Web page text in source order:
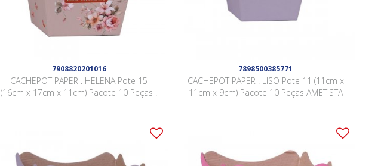
7908820201016
CACHEPOT PAPER . HELENA Pote 15
(16cm x 17cm x 11cm) Pacote 10 Peças .
7898500385771
CACHEPOT PAPER . LISO Pote 11 (11cm x
11cm x 9cm) Pacote 10 Peças AMETISTA